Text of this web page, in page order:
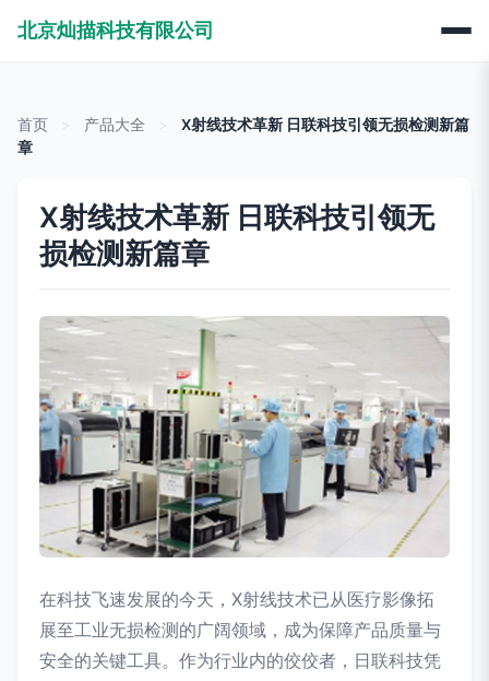
北京灿描科技有限公司
首页 产品大全
X射线技术革新 日联科技引领无损检测新篇
章
X射线技术革新 日联科技引领无
损检测新篇章
在科技飞速发展的今天，X射线技术已从医疗影像拓
展至工业无损检测的广阔领域，成为保障产品质量与
安全的关键工具。作为行业内的佼佼者，日联科技凭